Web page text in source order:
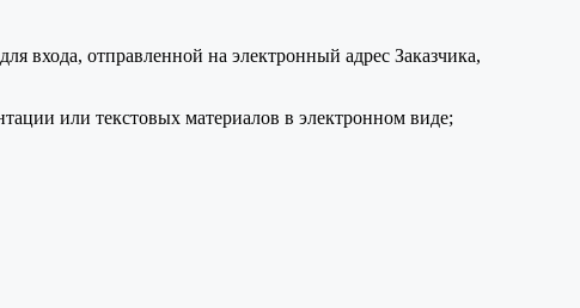
входа, отправленной на электронный адрес Заказчика,
или текстовых материалов в электронном виде;